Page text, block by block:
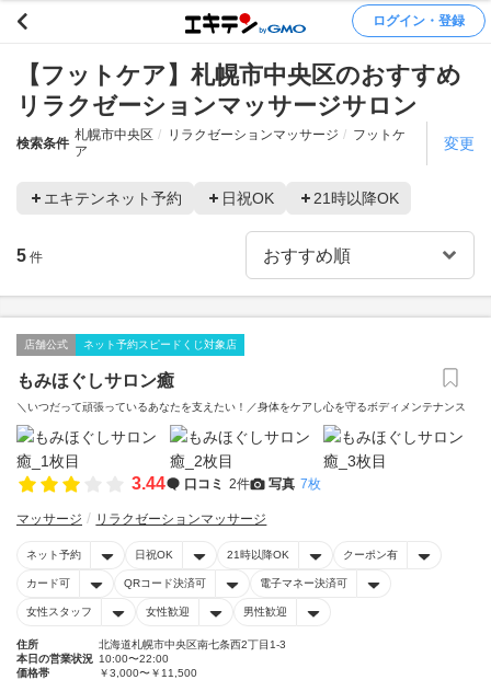
ログイン・登録
【フットケア】札幌市中央区のおすすめ
リラクゼーションマッサージサロン
検索条件
札幌市中央区 リラクゼーションマッサージ
フットケ
ア
変更
エキテンネット予約 日祝OK 21時以降OK
5 件
店舗公式 ネット予約スピードくじ対象店
もみほぐしサロン癒
＼いつだって頑張っているあなたを支えたい！／身体をケアし心を守るボディメンテナンス
3.44 口コミ 2件 写真 7枚
マッサージ リラクゼーションマッサージ
ネット予約 日祝OK 21時以降OK クーポン有
カード可 QRコード決済可 電子マネー決済可
女性スタッフ 女性歓迎 男性歓迎
住所
北海道札幌市中央区南七条西2丁目1-3
本日の営業状況 10:00〜22:00
価格帯
￥3,000〜￥11,500